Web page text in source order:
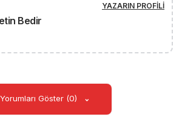
Bedir
YAZARIN PROFILI
Yorumları Göster (0)